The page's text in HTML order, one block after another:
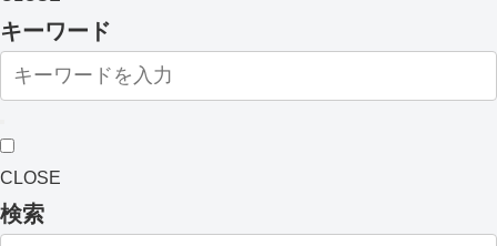
キーワード
CLOSE
検索